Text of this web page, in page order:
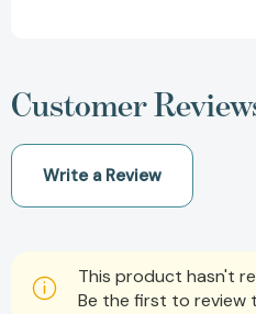
Customer
Write a Review
This product hasn't
Be the first to review